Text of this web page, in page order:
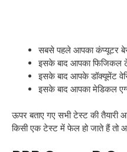
सबसे पहले आपका कंप्यूटर
इसके बाद आपका फिजिकल
इसके बाद आपके डॉक्यूमेंट
इसके बाद आपका मेडिकल
ऊपर बताए गए सभी टेस्ट की
किसी एक टेस्ट में फेल हो जाते हैं तो